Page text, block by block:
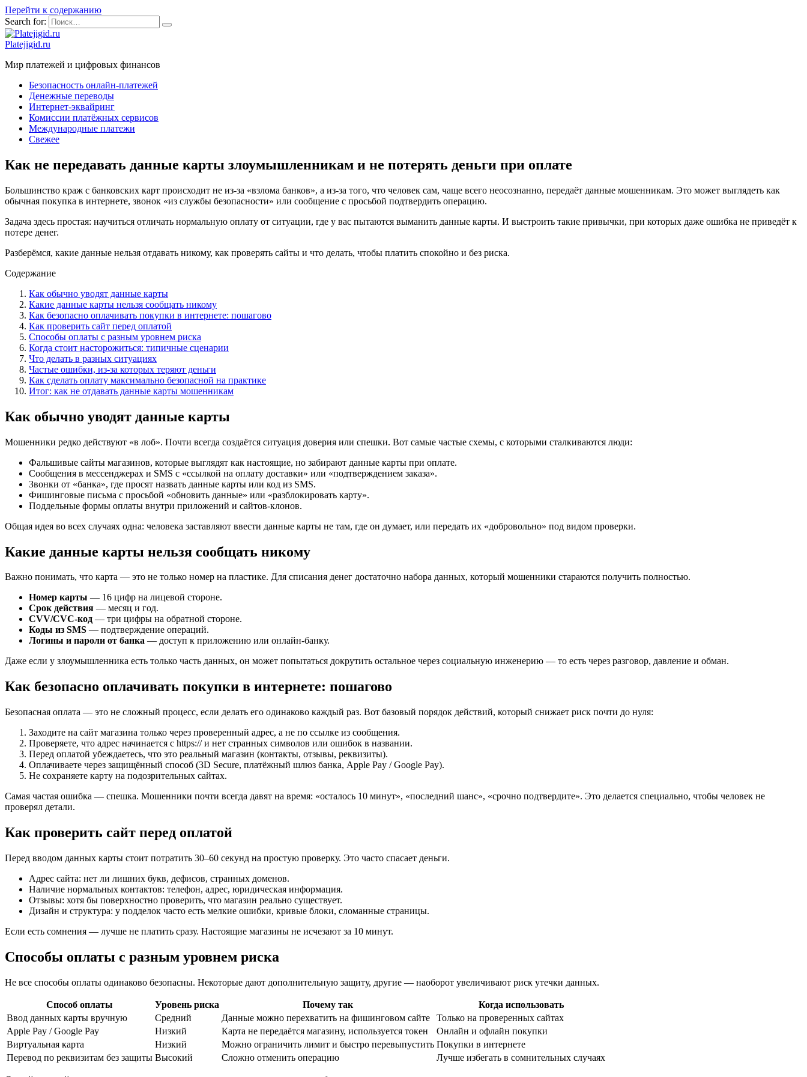
Перейти к содержанию
Search for:
Platejigid.ru
Мир платежей и цифровых финансов
Безопасность онлайн-платежей
Денежные переводы
Интернет-эквайринг
Комиссии платёжных сервисов
Международные платежи
Свежее
Как не передавать данные карты злоумышленникам и не потерять деньги при оплате
Большинство краж с банковских карт происходит не из-за «взлома банков», а из-за того, что человек сам, чаще всего неосознанно, передаёт данные мошенникам. Это может выглядеть как
обычная покупка в интернете, звонок «из службы безопасности» или сообщение с просьбой подтвердить операцию.
Задача здесь простая: научиться отличать нормальную оплату от ситуации, где у вас пытаются выманить данные карты. И выстроить такие привычки, при которых даже ошибка не приведёт к
потере денег.
Разберёмся, какие данные нельзя отдавать никому, как проверять сайты и что делать, чтобы платить спокойно и без риска.
Содержание
Как обычно уводят данные карты
Какие данные карты нельзя сообщать никому
Как безопасно оплачивать покупки в интернете: пошагово
Как проверить сайт перед оплатой
Способы оплаты с разным уровнем риска
Когда стоит насторожиться: типичные сценарии
Что делать в разных ситуациях
Частые ошибки, из-за которых теряют деньги
Как сделать оплату максимально безопасной на практике
Итог: как не отдавать данные карты мошенникам
Как обычно уводят данные карты
Мошенники редко действуют «в лоб». Почти всегда создаётся ситуация доверия или спешки. Вот самые частые схемы, с которыми сталкиваются люди:
Фальшивые сайты магазинов, которые выглядят как настоящие, но забирают данные карты при оплате.
Сообщения в мессенджерах и SMS с «ссылкой на оплату доставки» или «подтверждением заказа».
Звонки от «банка», где просят назвать данные карты или код из SMS.
Фишинговые письма с просьбой «обновить данные» или «разблокировать карту».
Поддельные формы оплаты внутри приложений и сайтов-клонов.
Общая идея во всех случаях одна: человека заставляют ввести данные карты не там, где он думает, или передать их «добровольно» под видом проверки.
Какие данные карты нельзя сообщать никому
Важно понимать, что карта — это не только номер на пластике. Для списания денег достаточно набора данных, который мошенники стараются получить полностью.
Номер карты — 16 цифр на лицевой стороне.
Срок действия — месяц и год.
CVV/CVC-код — три цифры на обратной стороне.
Коды из SMS — подтверждение операций.
Логины и пароли от банка — доступ к приложению или онлайн-банку.
Даже если у злоумышленника есть только часть данных, он может попытаться докрутить остальное через социальную инженерию — то есть через разговор, давление и обман.
Как безопасно оплачивать покупки в интернете: пошагово
Безопасная оплата — это не сложный процесс, если делать его одинаково каждый раз. Вот базовый порядок действий, который снижает риск почти до нуля:
Заходите на сайт магазина только через проверенный адрес, а не по ссылке из сообщения.
Проверяете, что адрес начинается с https:// и нет странных символов или ошибок в названии.
Перед оплатой убеждаетесь, что это реальный магазин (контакты, отзывы, реквизиты).
Оплачиваете через защищённый способ (3D Secure, платёжный шлюз банка, Apple Pay / Google Pay).
Не сохраняете карту на подозрительных сайтах.
Самая частая ошибка — спешка. Мошенники почти всегда давят на время: «осталось 10 минут», «последний шанс», «срочно подтвердите». Это делается специально, чтобы человек не
проверял детали.
Как проверить сайт перед оплатой
Перед вводом данных карты стоит потратить 30–60 секунд на простую проверку. Это часто спасает деньги.
Адрес сайта: нет ли лишних букв, дефисов, странных доменов.
Наличие нормальных контактов: телефон, адрес, юридическая информация.
Отзывы: хотя бы поверхностно проверить, что магазин реально существует.
Дизайн и структура: у подделок часто есть мелкие ошибки, кривые блоки, сломанные страницы.
Если есть сомнения — лучше не платить сразу. Настоящие магазины не исчезают за 10 минут.
Способы оплаты с разным уровнем риска
Не все способы оплаты одинаково безопасны. Некоторые дают дополнительную защиту, другие — наоборот увеличивают риск утечки данных.
Способ оплаты Уровень риска Почему так
Когда использовать
Ввод данных карты вручную
Средний Данные можно перехватить на фишинговом сайте
Только на проверенных сайтах
Apple Pay / Google Pay
Низкий Карта не передаётся магазину, используется токен
Онлайн и офлайн покупки
Виртуальная карта
Низкий Можно ограничить лимит и быстро перевыпустить Покупки в интернете
Перевод по реквизитам без защиты Высокий Сложно отменить операцию Лучше избегать в сомнительных случаях